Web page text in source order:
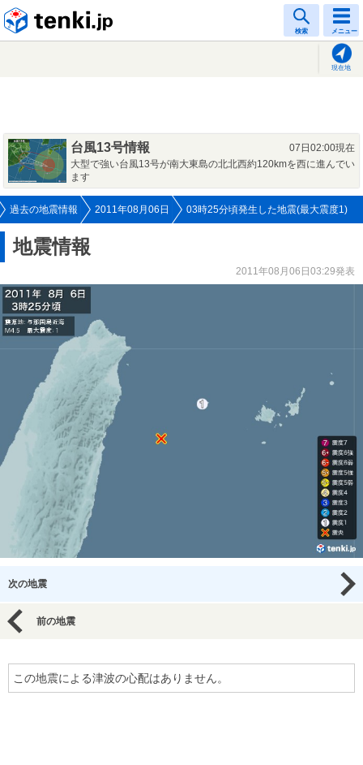
検索 メニュー
現在地
台風13号情報
07日02:00現在
大型で強い台風13号が南大東島の北北西約120kmを西に進んでい
ます
過去の地震情報 2011年08月06日 03時25分頃発生した地震(最大震度1)
地震情報
2011年08月06日03:29発表
次の地震
前の地震
この地震による津波の心配はありません。